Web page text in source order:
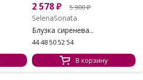
2 578₽ 5 900₽
SelenaSonata
Блузка сиренева...
44 48 50 52 54
В корзину